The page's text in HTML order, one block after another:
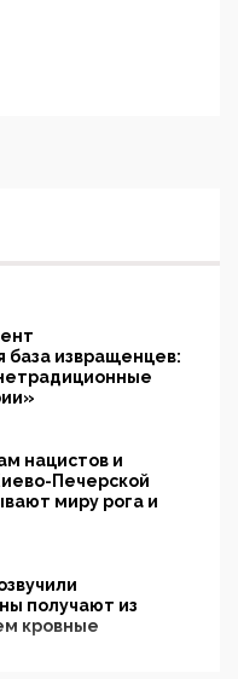
база извращенцев:
нацистов и
Печерской
миру рога и
получают из
кровные